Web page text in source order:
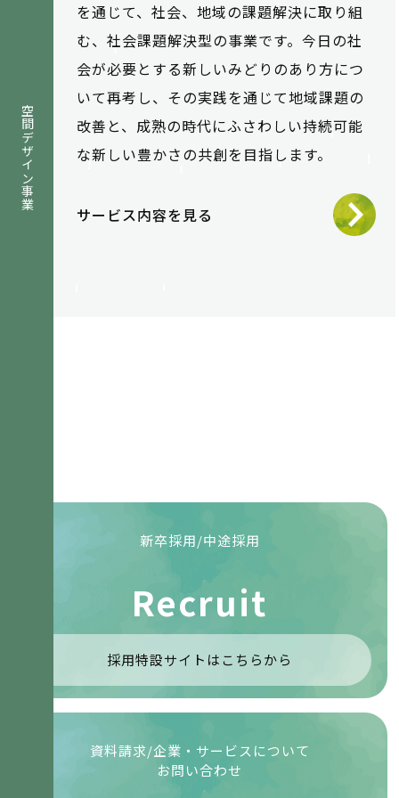
空間デザイン事業
を通じて、社会、地域の課題解決に取り組
む、社会課題解決型の事業です。今日の社
会が必要とする新しいみどりのあり方につ
いて再考し、その実践を通じて地域課題の
改善と、成熟の時代にふさわしい持続可能
な新しい豊かさの共創を目指します。
サービス内容を見る
新卒採用/中途採用
Recruit
採用特設サイトはこちらから
資料請求/企業・サービスについて
お問い合わせ